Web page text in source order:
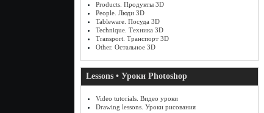
Products. Продукты 3D
People. Люди 3D
Tableware. Посуда 3D
Technique. Техника 3D
Transport. Транспорт 3D
Other. Остальное 3D
Lessons • Уроки Photoshop
Video tutorials. Видео уроки
Drawing lessons. Уроки рисования